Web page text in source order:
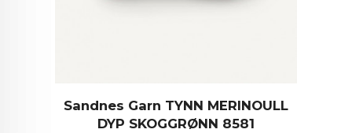
Sandnes Garn TYNN MERINOULL
DYP SKOGGRØNN 8581